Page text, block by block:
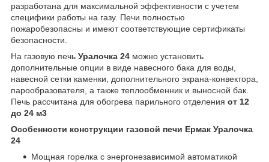
разработана для максимальной эффективности с учетем
специфики работы на газу. Печи полностью
пожаробезопасны и имеют соответствующие сертификаты
безопасности.
На газовую печь Уралочка 24 можно установить
дополнительные опции в виде навесного бака для воды,
навесной сетки каменки, дополнительного экрана-конвектора,
парообразователя, а также теплообменник и выносной бак.
Печь рассчитана для обогрева парильного отделения от 12
до 24 м3
Особенности конструкции газовой печи Ермак Уралочка
24
Мощная горелка с энергонезависимой автоматикой